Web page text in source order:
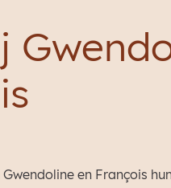
en François